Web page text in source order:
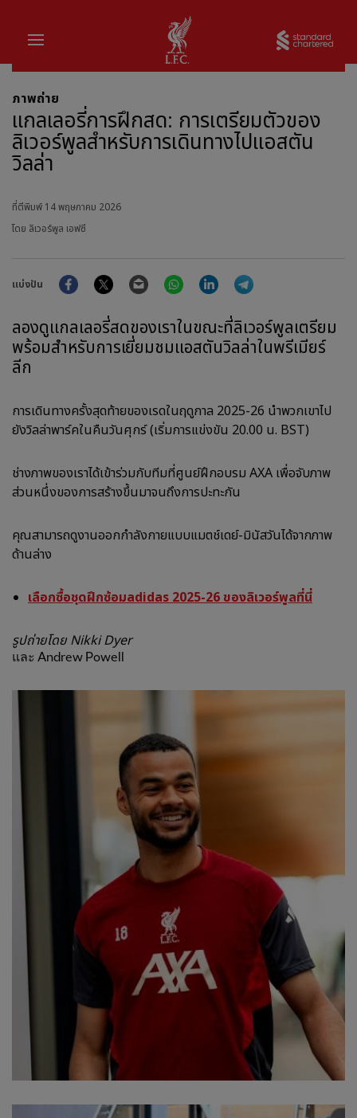
บ้าน
ภาพถ่าย
แกลเลอรี่การฝึกสด: การเตรียมตัวของ
ลิเวอร์พูลสำหรับการเดินทางไปแอสตัน
วิลล่า
ที่ตีพิมพ์ 14 พฤษภาคม 2026
โดย ลิเวอร์พูล เอฟซี
แบ่งปัน
FacebookTwitter Email WhatsAppLinkedIn
ลองดูแกลเลอรี่สดของเราในขณะที่ลิเวอร์พูลเตรียม
พร้อมสำหรับการเยี่ยมชมแอสตันวิลล่าในพรีเมียร์
ลีก
การเดินทางครั้งสุดท้ายของเรดในฤดูกาล 2025-26 นำพวกเขาไป
ยังวิลล่าพาร์คในคืนวันศุกร์ (เริ่มการแข่งขัน 20.00 น. BST)
ช่างภาพของเราได้เข้าร่วมกับทีมที่ศูนย์ฝึกอบรม AXA เพื่อจับภาพ
ส่วนหนึ่งของการสร้างขึ้นมาจนถึงการปะทะกัน
คุณสามารถดูงานออกกำลังกายแบบแมตช์เดย์-มินัสวันได้จากภาพ
ด้านล่าง
เลือกซื้อชุดฝึกซ้อมadidas 2025-26 ของลิเวอร์พูลที่นี่
รูปถ่ายโดย Nikki Dyer
และ Andrew Powell